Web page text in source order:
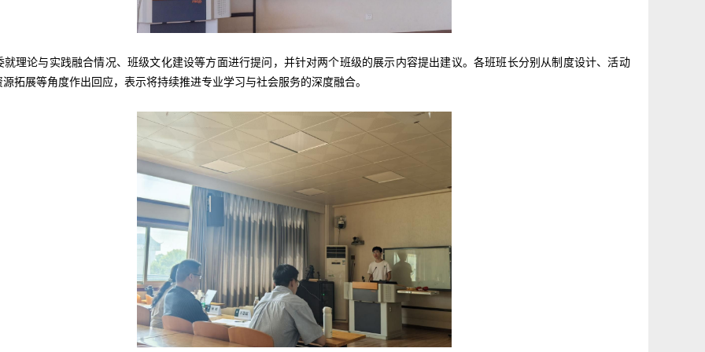
就理论与实践融合情况、班级文化建设等方面进行提问，并针对两个班级的展示内容提出建议。各班班长分别从制度设计、活动
拓展等角度作出回应，表示将持续推进专业学习与社会服务的深度融合。